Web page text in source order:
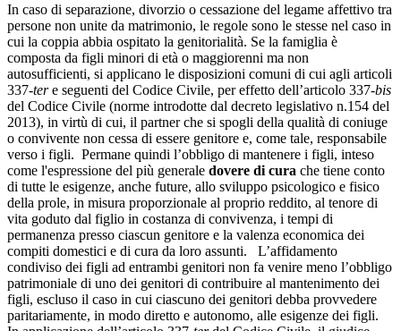
In caso di separazione, divorzio o cessazione del legame affettivo tra
persone non unite da matrimonio, le regole sono le stesse nel caso in
cui la coppia abbia ospitato la genitorialità. Se la famiglia è
composta da figli minori di età o maggiorenni ma non
autosufficienti, si applicano le disposizioni comuni di cui agli articoli
337-tere seguenti del Codice Civile, per effetto dell’articolo 337-bis
del Codice Civile (norme introdotte dal decreto legislativo n.154 del
2013), in virtù di cui, il partner che si spogli della qualità di coniuge
o convivente non cessa di essere genitore e, come tale, responsabile
verso i figli. Permane quindi l’obbligo di mantenere i figli, inteso
come l'espressione del più generale dovere di cura che tiene conto
di tutte le esigenze, anche future, allo sviluppo psicologico e fisico
della prole, in misura proporzionale al proprio reddito, al tenore di
vita goduto dal figlio in costanza di convivenza, i tempi di
permanenza presso ciascun genitore e la valenza economica dei
compiti domestici e di cura da loro assunti.
L’affidamento
condiviso dei figli ad entrambi genitori non fa venire meno l’obbligo
patrimoniale di uno dei genitori di contribuire al mantenimento dei
figli, escluso il caso in cui ciascuno dei genitori debba provvedere
paritariamente, in modo diretto e autonomo, alle esigenze dei figli.